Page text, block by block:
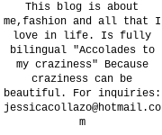
This blog is about
me,fashion and all that I
love in life. Is fully
bilingual "Accolades to
my craziness" Because
craziness can be
beautiful. For inquiries:
jessicacollazo@hotmail.co
m